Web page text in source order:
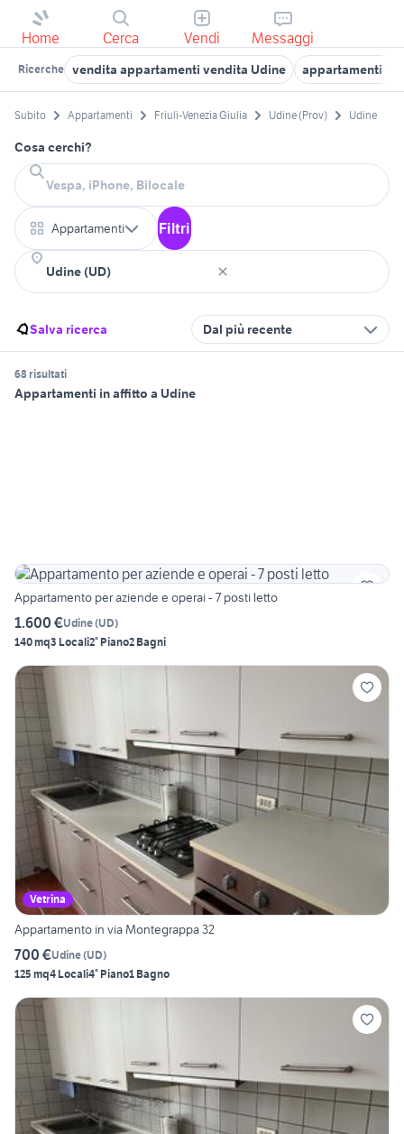
Home Cerca Vendi Messaggi
Ricerche vendita appartamenti vendita Udine appartamenti
Subito Appartamenti Friuli-Venezia Giulia Udine (Prov) Udine
Cosa cerchi?
Appartamenti Filtri
Salva ricerca Dal più recente
68 risultati
Appartamenti in affitto a Udine
Appartamento per aziende e operai - 7 posti letto
1.600 €Udine(UD)
140 mq3 Locali2° Piano2 Bagni
Vetrina
Appartamento in via Montegrappa 32
700 €Udine(UD)
125 mq4 Locali4° Piano1 Bagno